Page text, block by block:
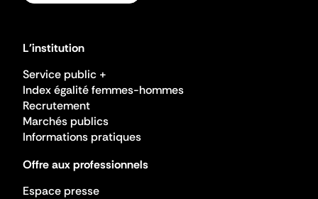
L'institution
Service public +
Index égalité femmes-hommes
Recrutement
Marchés publics
Informations pratiques
Offre aux professionnels
Espace presse